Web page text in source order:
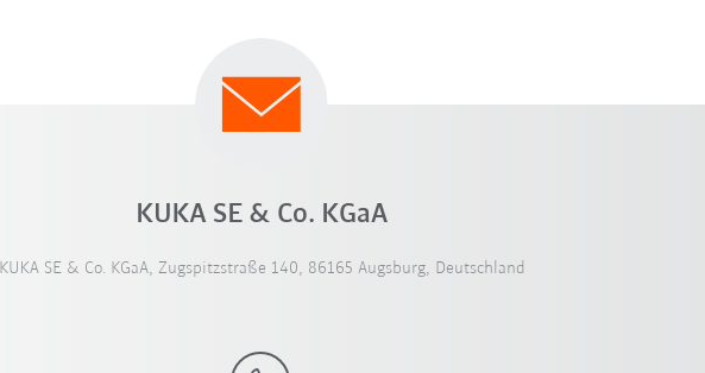
KUKA SE & Co. KGaA
KUKA SE & Co. KGaA, Zugspitzstraße 140, 86165 Augsburg, Deutschland